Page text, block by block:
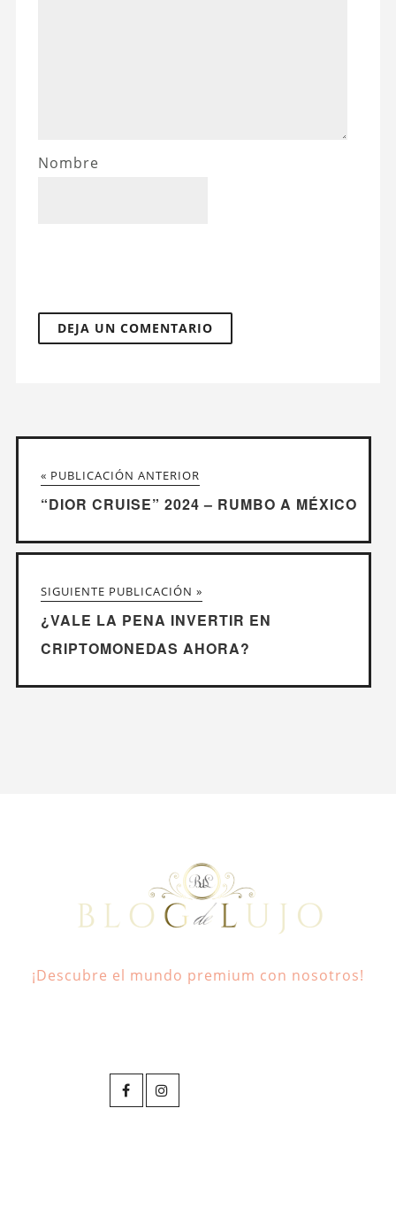
Nombre
« PUBLICACIÓN ANTERIOR
“DIOR CRUISE” 2024 – RUMBO A MÉXICO
SIGUIENTE PUBLICACIÓN »
¿VALE LA PENA INVERTIR EN
CRIPTOMONEDAS AHORA?
¡Descubre el mundo premium con nosotros!